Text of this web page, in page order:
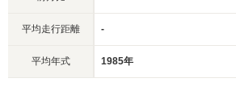
平均走行距離 -
平均年式 1985年